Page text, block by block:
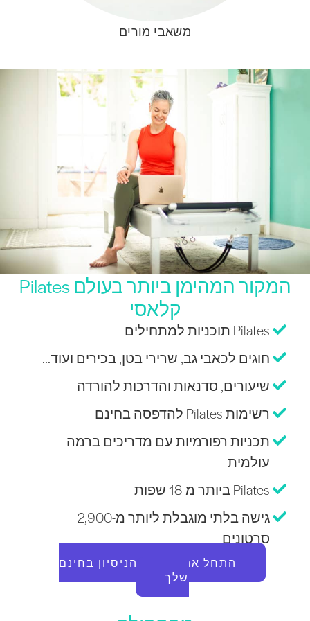
משאבי מורים
המקור המהימן ביותר בעולם Pilates
קלאסי
Pilates תוכניות למתחילים
חוגים לכאבי גב, שרירי בטן, בכירים ועוד...
שיעורים, סדנאות והדרכות להורדה
רשימות Pilates להדפסה בחינם
תכניות רפורמיות עם מדריכים ברמה
עולמית
Pilates ביותר מ-18 שפות
גישה בלתי מוגבלת ליותר מ-2,900
סרטונים
התחל את תקופת הניסיון בחינם
שלך